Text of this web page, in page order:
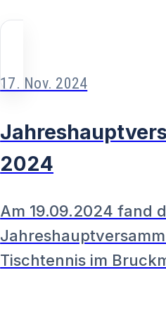
17. Nov. 2024
2024
Am 19.09.2024 fand
Tischtennis im